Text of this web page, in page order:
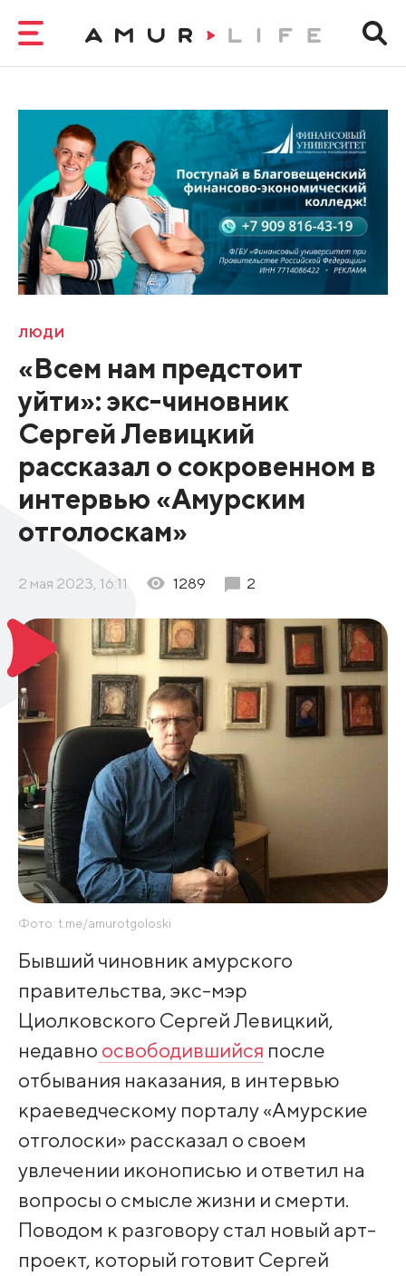
ЛЮДИ
«Всем нам предстоит
уйти»: экс-чиновник
Сергей Левицкий
рассказал о сокровенном в
интервью «Амурским
отголоскам»
2 мая 2023, 16:11 1289 2
Фото: t.me/amurotgoloski
Бывший чиновник амурского
правительства, экс-мэр
Циолковского Сергей Левицкий,
недавно освободившийся после
отбывания наказания, в интервью
краеведческому порталу «Амурские
отголоски» рассказал о своем
увлечении иконописью и ответил на
вопросы о смысле жизни и смерти.
Поводом к разговору стал новый арт-
проект, который готовит Сергей